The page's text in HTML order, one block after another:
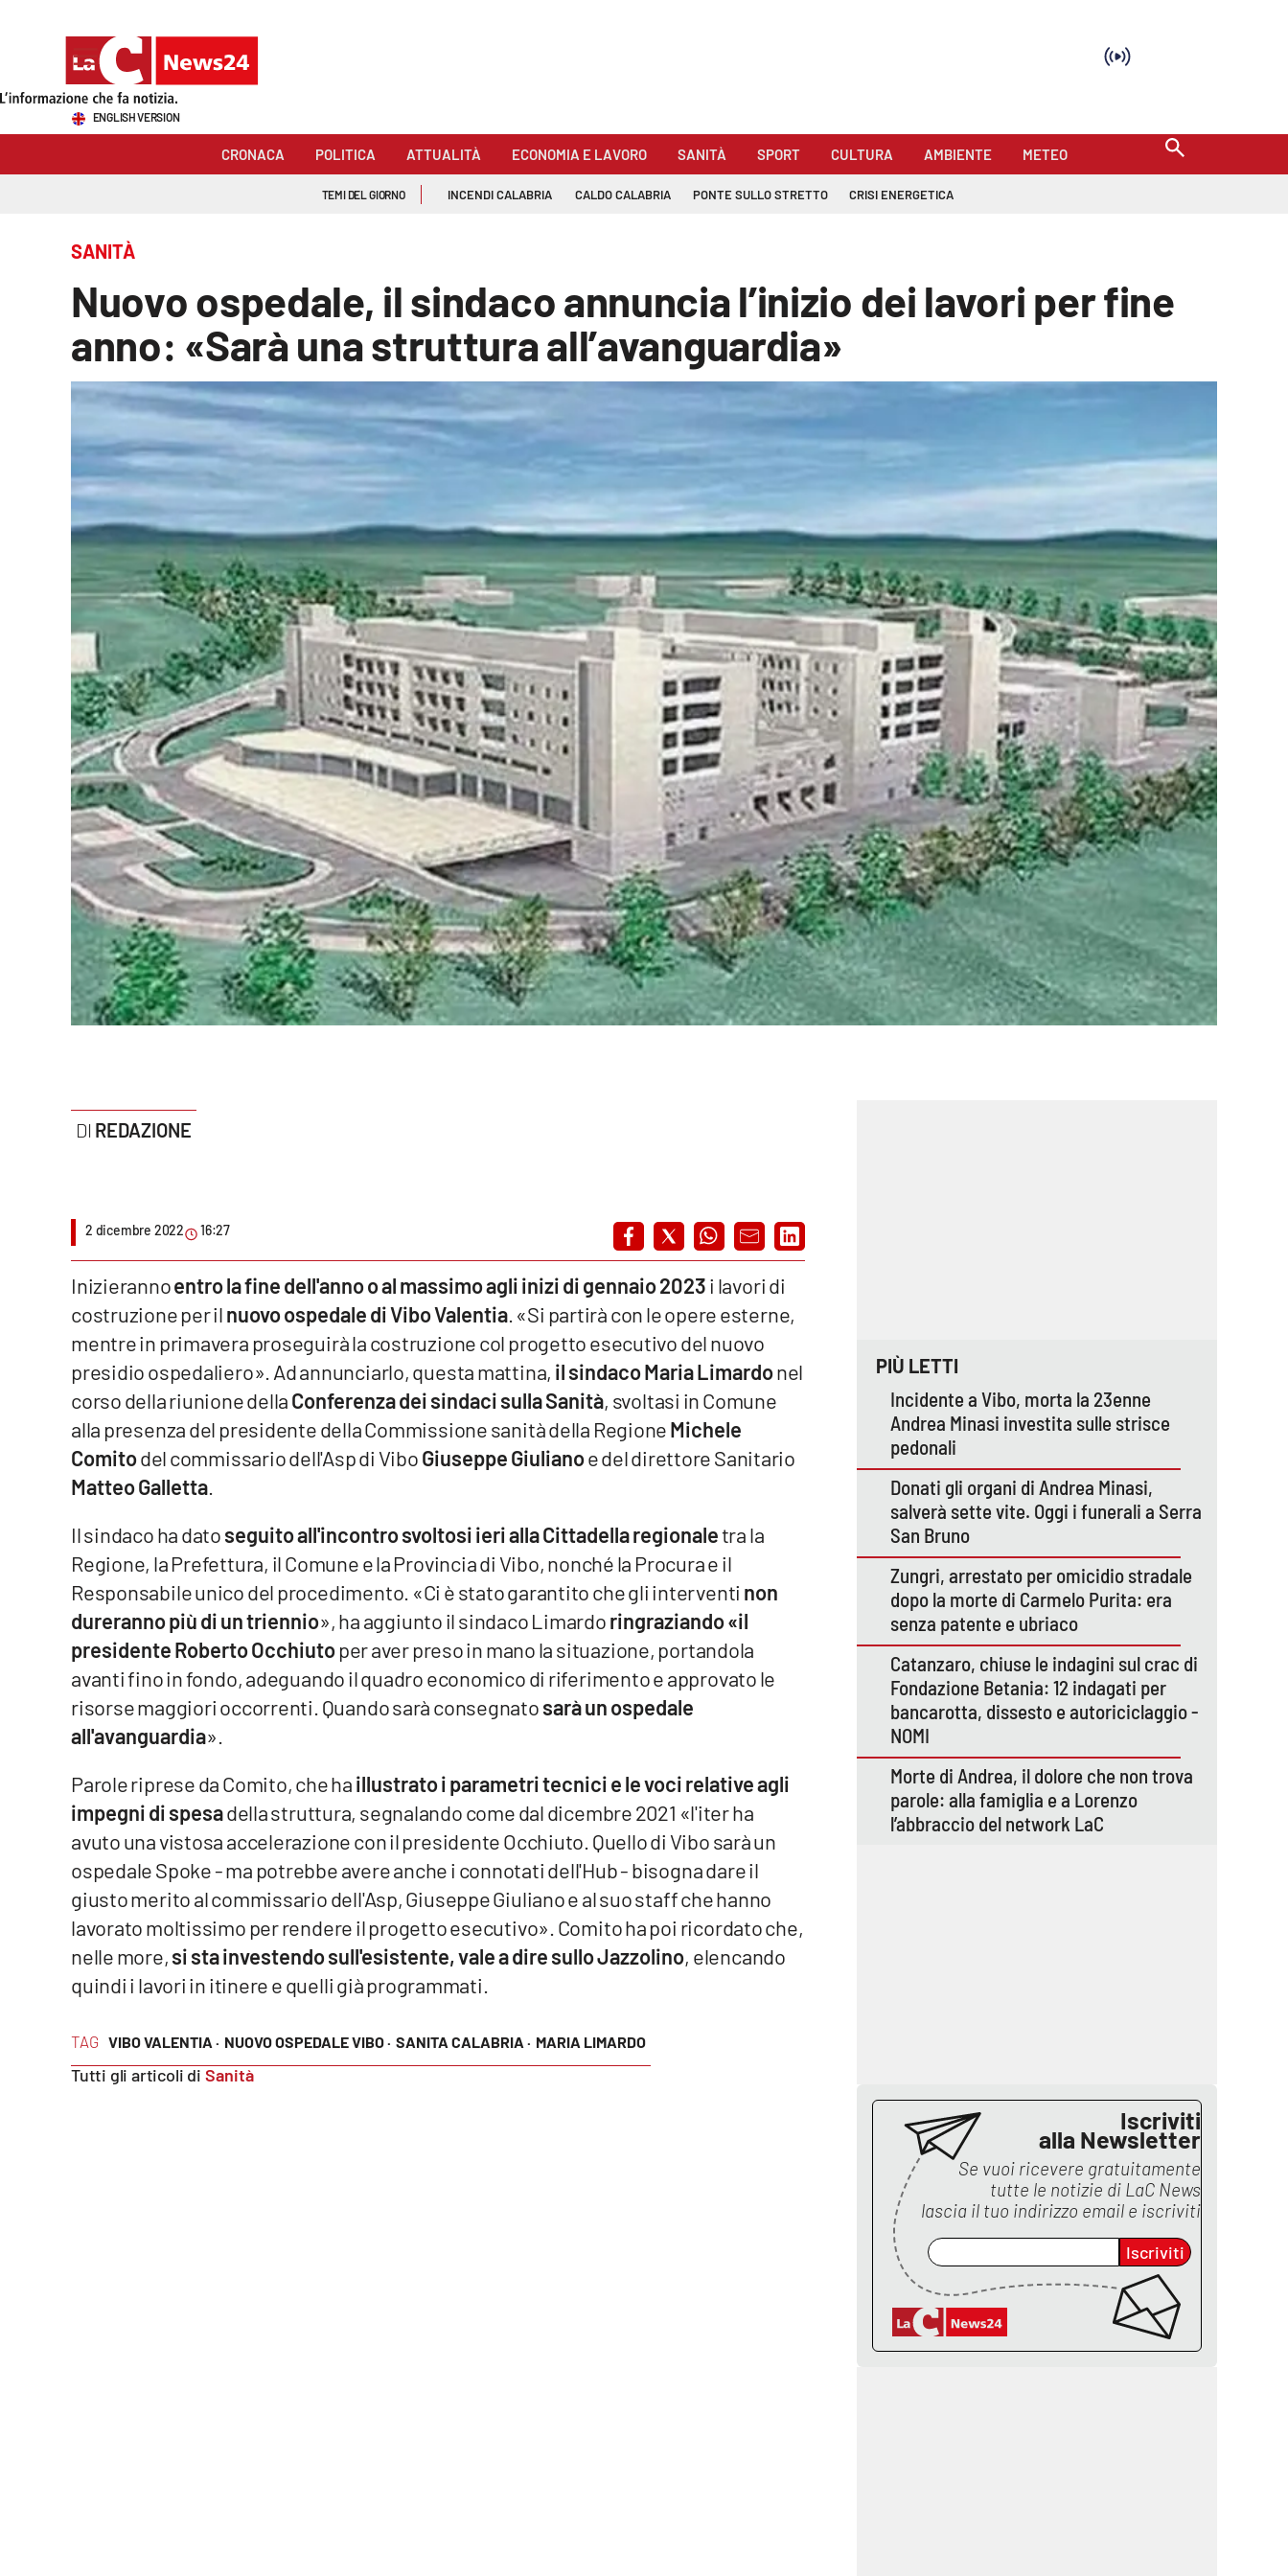
Sezioni
Economia e lavoro
Economia e Lavoro
Parchi Marini Calabria
Imprese Di Calabria
Venti di comunicazione
Streaming
LaC Network
Vibo Valentia
Lamezia Terme
Buona Sanità Calabria
Calabriavisione
Destinazioni
ENGLISH VERSION
CRONACA POLITICA ATTUALITÀ ECONOMIA E LAVORO SANITÀ SPORT CULTURA AMBIENTE METEO
TEMI DEL GIORNO INCENDI CALABRIA CALDO CALABRIA PONTE SULLO STRETTO CRISI ENERGETICA
SANITÀ
Nuovo ospedale, il sindaco annuncia l’inizio dei lavori per fine
anno: «Sarà una struttura all’avanguardia»
REDAZIONE
2 dicembre 2022 16:27
TAG VIBO VALENTIA · NUOVO OSPEDALE VIBO · SANITA CALABRIA · MARIA LIMARDO
Tutti gli articoli di Sanità
Inizierannoentro la fine dell'anno o al massimo agli inizi di gennaio 2023i lavori di
costruzione per ilnuovo ospedale di Vibo Valentia. «Si partirà con le opere esterne,
mentre in primavera proseguirà la costruzione col progetto esecutivo del nuovo
presidio ospedaliero». Ad annunciarlo, questa mattina, il sindaco Maria Limardonel
corso della riunione dellaConferenza dei sindaci sulla Sanità, svoltasi in Comune
alla presenza del presidente della Commissione sanità della RegioneMichele
Comitodel commissario dell'Asp di ViboGiuseppe Giulianoe del direttore Sanitario
Matteo Galletta
Il sindaco ha datoseguito all'incontro svoltosi ieri alla Cittadella regionaletra la
Regione, la Prefettura, il Comune e la Provincia di Vibo, nonché la Procura e il
Responsabile unico del procedimento. «Ci è stato garantito che gli interventi non
dureranno più di un triennio», ha aggiunto il sindaco Limardoringraziando «il
presidente Roberto Occhiutoper aver preso in mano la situazione, portandola
avanti fino in fondo, adeguando il quadro economico di riferimento e approvato le
risorse maggiori occorrenti. Quando sarà consegnatosarà un ospedale
all'avanguardia».
Parole riprese da Comito, che haillustrato i parametri tecnici e le voci relative agli
impegni di spesadella struttura, segnalando come dal dicembre 2021 «l'iter ha
avuto una vistosa accelerazione con il presidente Occhiuto. Quello di Vibo sarà un
ospedale Spoke - ma potrebbe avere anche i connotati dell'Hub - bisogna dare il
giusto merito al commissario dell'Asp, Giuseppe Giuliano e al suo staff che hanno
lavorato moltissimo per rendere il progetto esecutivo». Comito ha poi ricordato che,
nelle more,si sta investendo sull'esistente, vale a dire sullo Jazzolino, elencando
quindi i lavori in itinere e quelli già programmati.
PIÙ LETTI
Incidente a Vibo, morta la 23enne
Andrea Minasi investita sulle strisce
pedonali
Donati gli organi di Andrea Minasi,
salverà sette vite. Oggi i funerali a Serra
San Bruno
Zungri, arrestato per omicidio stradale
dopo la morte di Carmelo Purita: era
senza patente e ubriaco
Catanzaro, chiuse le indagini sul crac di
Fondazione Betania: 12 indagati per
bancarotta, dissesto e autoriciclaggio -
NOMI
Morte di Andrea, il dolore che non trova
parole: alla famiglia e a Lorenzo
l’abbraccio del network LaC
Iscriviti
alla Newsletter
Se vuoi ricevere gratuitamente
tutte le notizie di LaC News
lascia il tuo indirizzo email e iscriviti
Iscriviti